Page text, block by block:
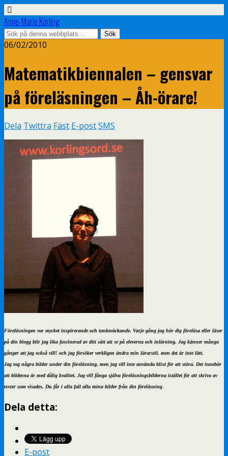
Anne-Marie Körling
06/02/2010
Matematikbiennalen – gensvar
på föreläsningen – Åh-örare!
Dela Twittra Fäst E-postSMS
Föreläsningen var mycket inspirerande och tankeväckande. Varje gång jag hör dig föreläsa eller läser
på din blogg blir jag lika fascinerad av ditt sätt att se på eleverna och inlärning. Jag känner många
gånger att jag också vill! och jag försöker verkligen ändra min lärarstil, men det är inte lätt.
Jag tog några bilder under din föreläsning, men jag vill inte använda blixt för att störa. Det innebär
att bilderna är med dålig kvalitet. Jag vill fånga själva föreläsningsbilderna istället för att skriva av
texter som visades. Du får i alla fall alla mina bilder från din föreläsning
Dela detta:
E-post